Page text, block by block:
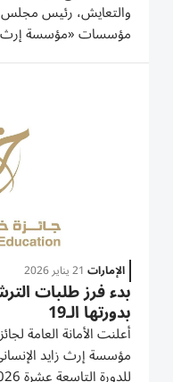
والتعايش، رئيس مجلس
مؤسسات «مؤسسة إرث
الإمارات 21 يناير 2026
بدء فرز طلبات
بدورتها الـ19
أعلنت الأمانة العامة
مؤسسة إرث زايد